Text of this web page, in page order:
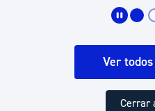
Ver
Cerrar